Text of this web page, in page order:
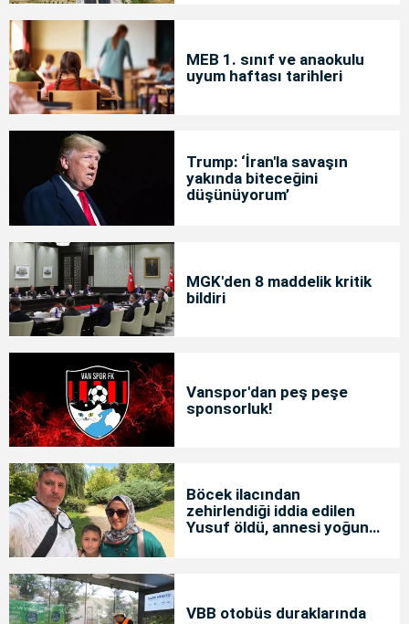
MEB 1. sınıf ve anaokulu
uyum haftası tarihleri
Trump: ‘İran'la savaşın
yakında biteceğini
düşünüyorum’
MGK'den 8 maddelik kritik
bildiri
Vanspor'dan peş peşe
sponsorluk!
Böcek ilacından
zehirlendiği iddia edilen
Yusuf öldü, annesi yoğun
VBB otobüs duraklarında